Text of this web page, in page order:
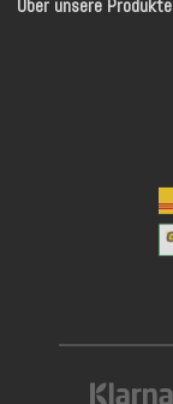
Über unsere Produkte